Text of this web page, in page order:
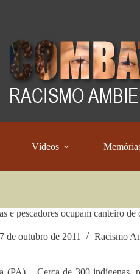
Vídeos
e pescadores ocupam canteiro
de outubro de 2011 Racismo
(PA) – Cerca de 300 indígenas,